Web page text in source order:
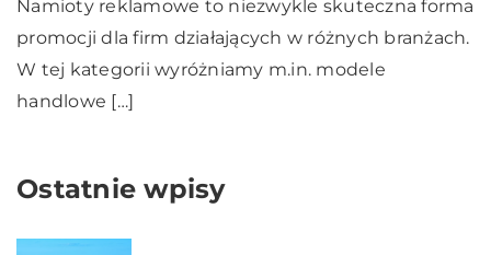
Namioty reklamowe to niezwykle skuteczna forma
promocji dla firm działających w różnych branżach.
W tej kategorii wyróżniamy m.in. modele
handlowe […]
Ostatnie wpisy